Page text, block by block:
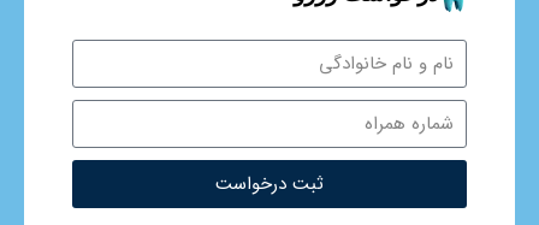
ثبت درخواست